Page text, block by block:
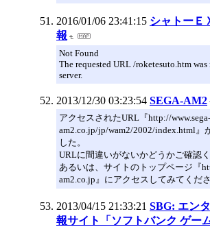
2016/01/06 23:41:15 シャトーＥ
報
Not Found
The requested URL /roketesuto.htm
server.
2013/12/30 03:23:54 SEGA-AM2
アクセスされたURL『http://www.sega-
am2.co.jp/jp/wam2/2002/index.html』
した。
URLに間違いがないかどうかご確認く
あるいは、サイトのトップページ『
am2.co.jp』にアクセスしてみてくださ
2013/04/15 21:33:21 SBG: エン
報サイト「ソフトバンク ゲー